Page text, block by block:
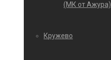
(МК от Ажура)
Кружево